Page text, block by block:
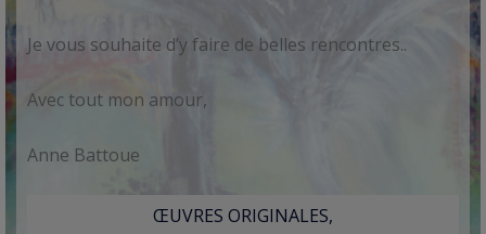
Je vous souhaite d’y faire de belles rencontres..
Avec tout mon amour,
Anne Battoue
ŒUVRES ORIGINALES,